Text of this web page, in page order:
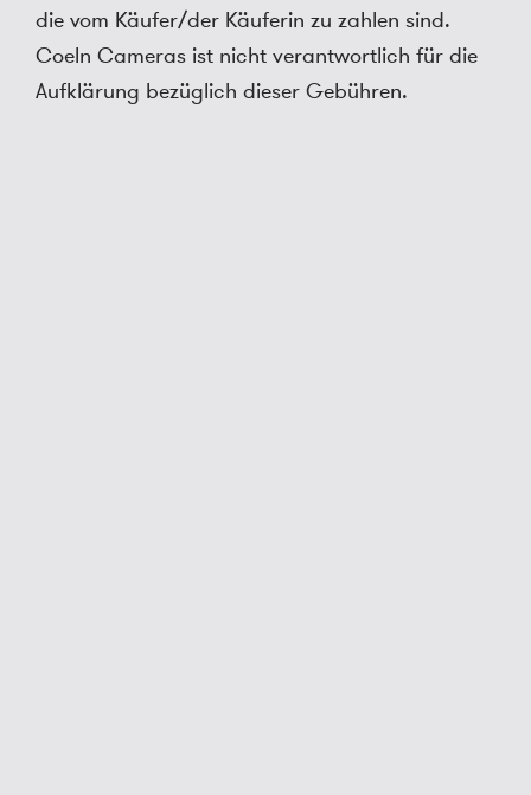
die vom Käufer/der Käuferin zu zahlen sind.
Coeln Cameras ist nicht verantwortlich für die
Aufklärung bezüglich dieser Gebühren.